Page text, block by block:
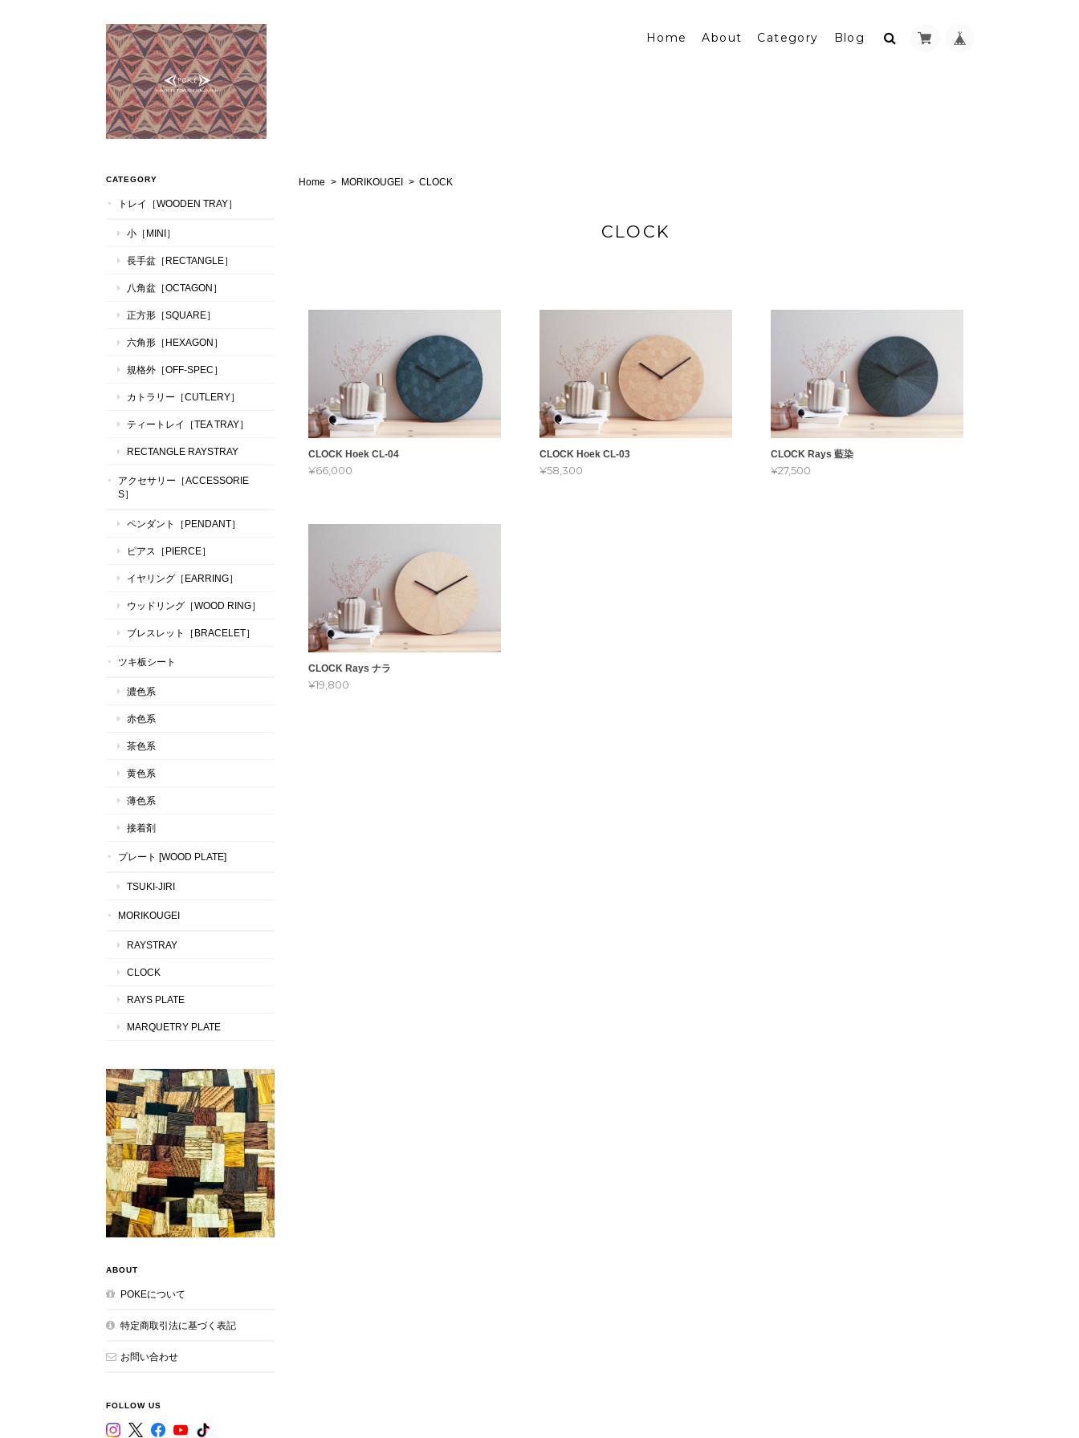
Home About Category Blog
Home MORIKOUGEI CLOCK
CLOCK
CLOCK Hoek CL-04
¥66,000
CLOCK Hoek CL-03
¥58,300
CLOCK Rays 藍染
¥27,500
CLOCK Rays ナラ
¥19,800
CATEGORY
トレイ［WOODEN TRAY］
小［MINI］
長手盆［RECTANGLE］
八角盆［OCTAGON］
正方形［SQUARE］
六角形［HEXAGON］
規格外［OFF-SPEC］
カトラリー［CUTLERY］
ティートレイ［TEA TRAY］
RECTANGLE RAYSTRAY
アクセサリー［ACCESSORIE
S］
ペンダント［PENDANT］
ピアス［PIERCE］
イヤリング［EARRING］
ウッドリング［WOOD RING］
ブレスレット［BRACELET］
ツキ板シート
濃色系
赤色系
茶色系
黄色系
薄色系
接着剤
プレート [WOOD PLATE]
TSUKI-JIRI
MORIKOUGEI
RAYSTRAY
CLOCK
RAYS PLATE
MARQUETRY PLATE
ABOUT
POKEについて
特定商取引法に基づく表記
お問い合わせ
FOLLOW US